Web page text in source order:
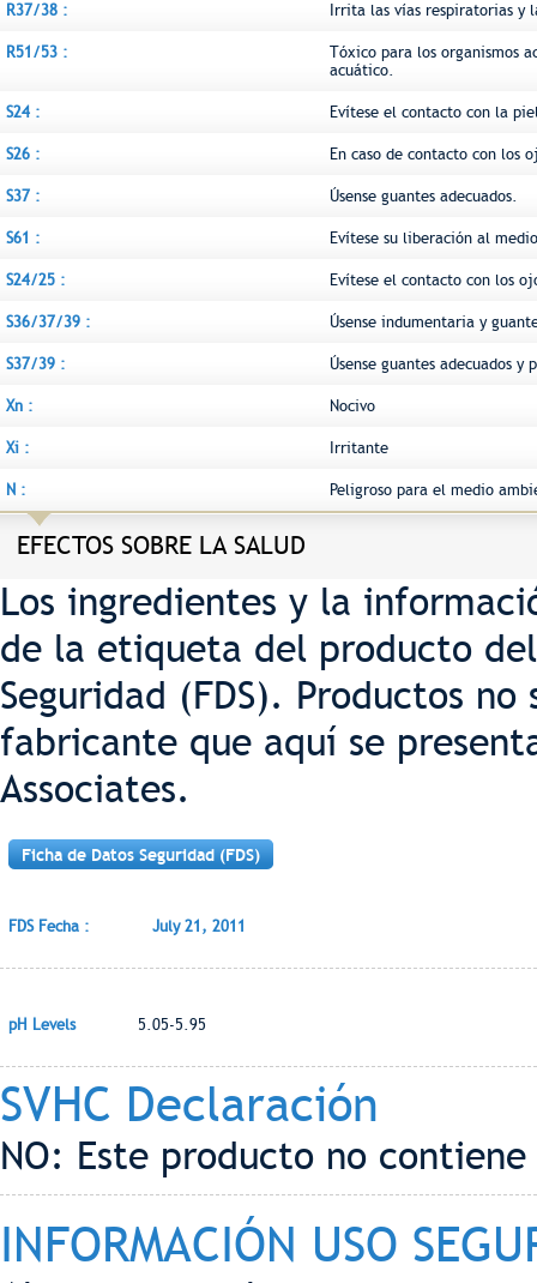
R37/38 : Irrita las vías respiratorias y
R51/53 :
Tóxico para los organismos
acuático.
S24 : Evítese el contacto con la
S26 : En caso de contacto con los
S37 : Úsense guantes adecuados.
S61 : Evítese su liberación al
S24/25 : Evítese el contacto con los
S36/37/39 : Úsense indumentaria y
S37/39 : Úsense guantes adecuados
Xn : Nocivo
Xi : Irritante
N : Peligroso para el medio
EFECTOS SOBRE LA SALUD
Los ingredientes y la
de la etiqueta del producto
Seguridad (FDS). Productos
fabricante que aquí se
Associates.
Ficha de Datos Seguridad (FDS)
FDS Fecha : July 21, 2011
pH Levels 5.05-5.95
SVHC Declaración
NO: Este producto no contiene
INFORMACIÓN USO